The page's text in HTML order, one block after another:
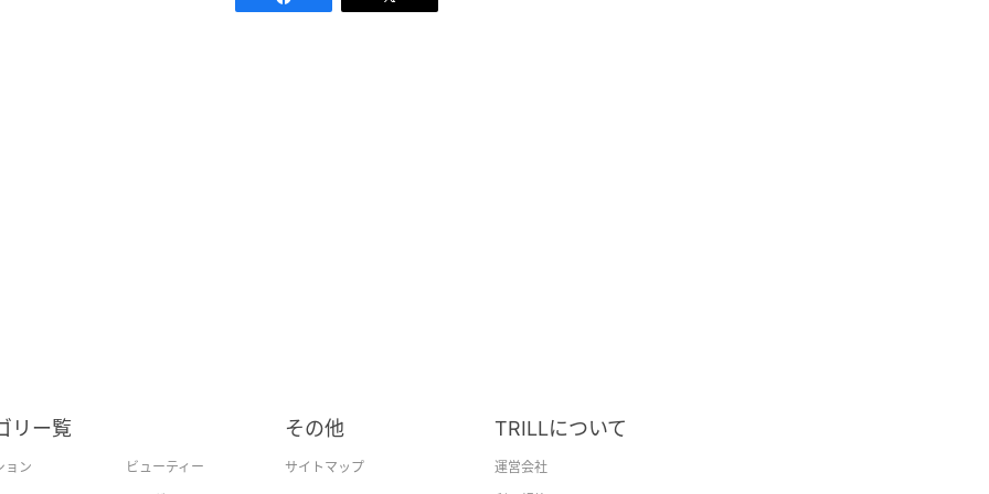
リー覧
ョン
ビューティー
その他
サイトマップ
TRILLについて
運営会社